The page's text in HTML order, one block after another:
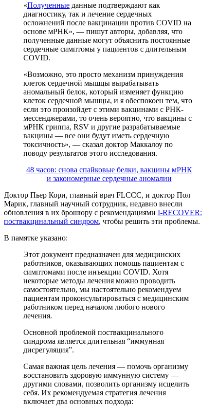
«Полученные данные подтверждают как
диагностику, так и лечение сердечных
осложнений после вакцинации против COVID на
основе мРНК», — пишут авторы, добавляя, что
полученные данные могут объяснить постоянные
сердечные симптомы у пациентов с длительным
COVID.
«Возможно, это просто механизм принуждения
клеток сердечной мышцы вырабатывать
аномальный белок, который изменяет функцию
клеток сердечной мышцы, и я обеспокоен тем, что
если это произойдет с этими вакцинами с РНК-
мессенджерами, то очень вероятно, что вакцины с
мРНК гриппа, RSV и другие разрабатываемые
вакцины — все они будут иметь сердечную
токсичность», — сказал доктор Маккалоу по
поводу результатов этого исследования.
48 часов: снова спайковые белки, вакцины мРНК
и закономерные сердечные аномалии
Доктор Пьер Кори, главный врач FLCCC, и доктор Пол
Марик, главный научный сотрудник, недавно внесли
обновления в их брошюру с рекомендациями I-RECOVER:
поствакцинальный синдром, чтобы решить эти проблемы.
В памятке указано:
Этот документ предназначен для медицинских
работников, оказывающих помощь пациентам с
симптомами после инъекции COVID. Хотя
некоторые методы лечения можно проводить
самостоятельно, мы настоятельно рекомендуем
пациентам проконсультироваться с медицинским
работником перед началом любого нового
лечения.
Основной проблемой поствакцинального
синдрома является длительная “иммунная
дисрегуляция”.
Самая важная цель лечения — помочь организму
восстановить здоровую иммунную систему —
другими словами, позволить организму исцелить
себя. Их рекомендуемая стратегия лечения
включает два основных подхода: